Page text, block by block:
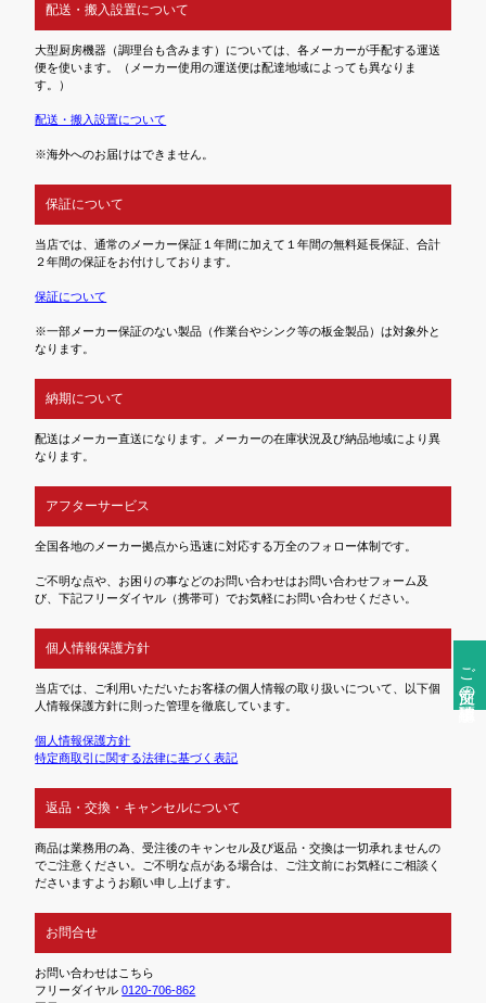
ご注文前の確認事項
配送・搬入設置について
大型厨房機器（調理台も含みます）については、各メーカーが手配する運送
便を使います。（メーカー使用の運送便は配達地域によっても異なりま
す。）
配送・搬入設置について
※海外へのお届けはできません。
保証について
当店では、通常のメーカー保証１年間に加えて１年間の無料延長保証、合計
２年間の保証をお付けしております。
保証について
※一部メーカー保証のない製品（作業台やシンク等の板金製品）は対象外と
なります。
納期について
配送はメーカー直送になります。メーカーの在庫状況及び納品地域により異
なります。
アフターサービス
全国各地のメーカー拠点から迅速に対応する万全のフォロー体制です。
ご不明な点や、お困りの事などのお問い合わせはお問い合わせフォーム及
び、下記フリーダイヤル（携帯可）でお気軽にお問い合わせください。
個人情報保護方針
当店では、ご利用いただいたお客様の個人情報の取り扱いについて、以下個
人情報保護方針に則った管理を徹底しています。
個人情報保護方針
特定商取引に関する法律に基づく表記
返品・交換・キャンセルについて
商品は業務用の為、受注後のキャンセル及び返品・交換は一切承れませんの
でご注意ください。ご不明な点がある場合は、ご注文前にお気軽にご相談く
ださいますようお願い申し上げます。
お問合せ
お問い合わせはこちら
フリーダイヤル0120-706-862